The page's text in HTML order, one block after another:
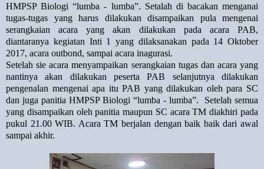
HMPSP Biologi “lumba - lumba”. Setalah di bacakan menganai
tugas-tugas yang harus dilakukan disampaikan pula mengenai
serangkaian acara yang akan dilakukan pada acara PAB,
diantaranya kegiatan Inti 1 yang dilaksanakan pada 14 Oktober
2017, acara outbond, sampai acara inagurasi.
Setelah sie acara menyampaikan serangkaian tugas dan acara yang
nantinya akan dilakukan peserta PAB selanjutnya dilakukan
pengenalan mengenai apa itu PAB yang dilakukan oleh para SC
dan juga panitia HMPSP Biologi “lumba - lumba”.
Setelah semua
yang disampaikan oleh panitia maupun SC acara TM diakhiri pada
pukul 21.00 WIB. Acara TM berjalan dengan baik baik dari awal
sampai akhir.